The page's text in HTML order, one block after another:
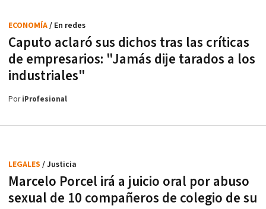
Caputo aclaró sus dichos tras las críticas
de empresarios: "Jamás dije tarados a los
industriales"
ECONOMÍA/ En redes
PoriProfesional
Marcelo Porcel irá a juicio oral por abuso
sexual de 10 compañeros de colegio de su
LEGALES / Justicia